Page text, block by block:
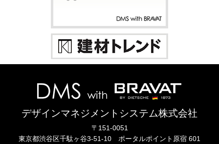
デザインマネジメントシステム株式会社
〒151-0051
東京都渋谷区千駄ヶ谷3-51-10 ポータルポイント 原宿 601